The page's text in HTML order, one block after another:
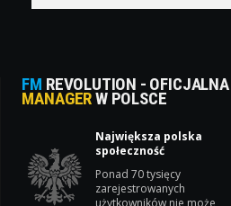
FM REVOLUTION -
MANAGERW POLSCE
Największa polska
społeczność
Ponad 70 tysięcy
zarejestrowanych
użytkowników nie może